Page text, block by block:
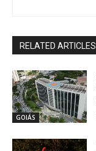
RELATED ARTICLES
GOIÁS